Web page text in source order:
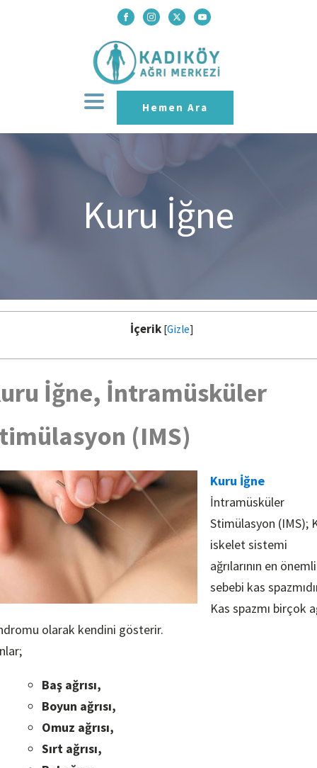
Hemen Ara
Kuru İğne
İçerik [Gizle]
İğne, İntramüsküler
(IMS)
Kuru İğne
İntramüsküler
Stimülasyon (IMS);
iskelet sistemi
ağrılarının en önemli
sebebi kas
Kas spazmı birçok
olarak kendini gösterir.
Baş ağrısı,
Boyun ağrısı,
Omuz ağrısı,
Sırt ağrısı,